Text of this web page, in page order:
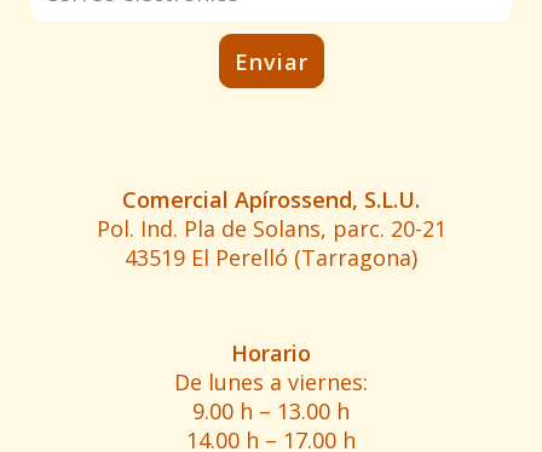
Comercial Apírossend, S.L.U.
Pol. Ind. Pla de Solans, parc. 20-21
43519 El Perelló (Tarragona)
Horario
De lunes a viernes:
9.00 h – 13.00 h
14.00 h – 17.00 h